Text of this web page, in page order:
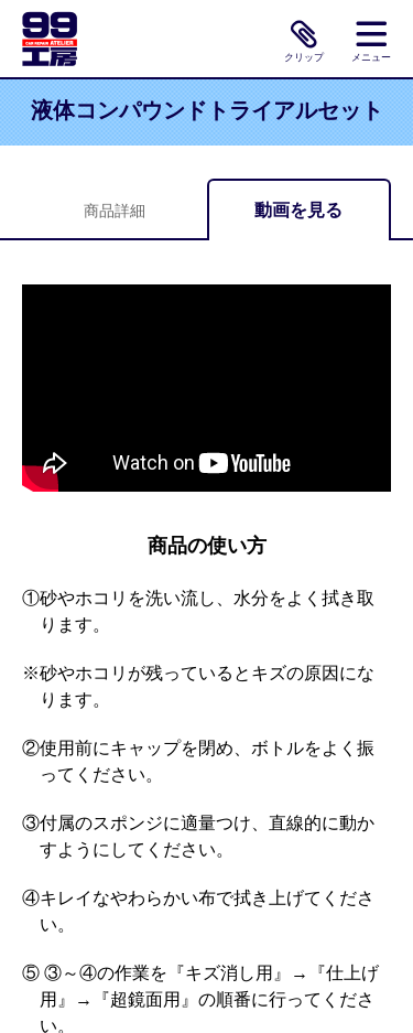
クリップ メニュー
液体コンパウンドトライアルセット
商品詳細 動画を見る
商品の使い方
①砂やホコリを洗い流し、水分をよく拭き取
ります。
※砂やホコリが残っているとキズの原因にな
ります。
②使用前にキャップを閉め、ボトルをよく振
ってください。
③付属のスポンジに適量つけ、直線的に動か
すようにしてください。
④キレイなやわらかい布で拭き上げてくださ
い。
⑤ ③～④の作業を『キズ消し用』→『仕上げ
用』→『超鏡面用』の順番に行ってくださ
い。